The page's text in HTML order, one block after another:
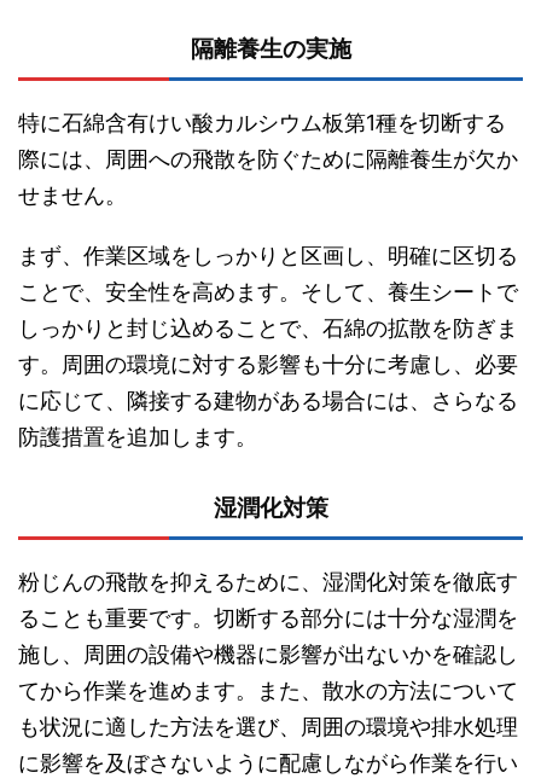
隔離養生の実施
特に石綿含有けい酸カルシウム板第1種を切断する
際には、周囲への飛散を防ぐために隔離養生が欠か
せません。
まず、作業区域をしっかりと区画し、明確に区切る
ことで、安全性を高めます。そして、養生シートで
しっかりと封じ込めることで、石綿の拡散を防ぎま
す。周囲の環境に対する影響も十分に考慮し、必要
に応じて、隣接する建物がある場合には、さらなる
防護措置を追加します。
湿潤化対策
粉じんの飛散を抑えるために、湿潤化対策を徹底す
ることも重要です。切断する部分には十分な湿潤を
施し、周囲の設備や機器に影響が出ないかを確認し
てから作業を進めます。また、散水の方法について
も状況に適した方法を選び、周囲の環境や排水処理
に影響を及ぼさないように配慮しながら作業を行い